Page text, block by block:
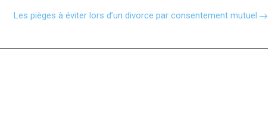
Les pièges à éviter lors d’un divorce par consentement mutuel